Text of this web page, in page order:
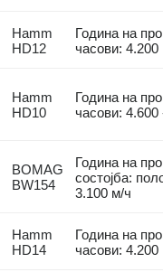
Hamm
HD12
Година на
часови: 4.200
Hamm
HD10
Година на
часови:
BOMAG
BW154
Година на
состојба:
3.100 м/ч
Hamm
HD14
Година на
часови: 4.200